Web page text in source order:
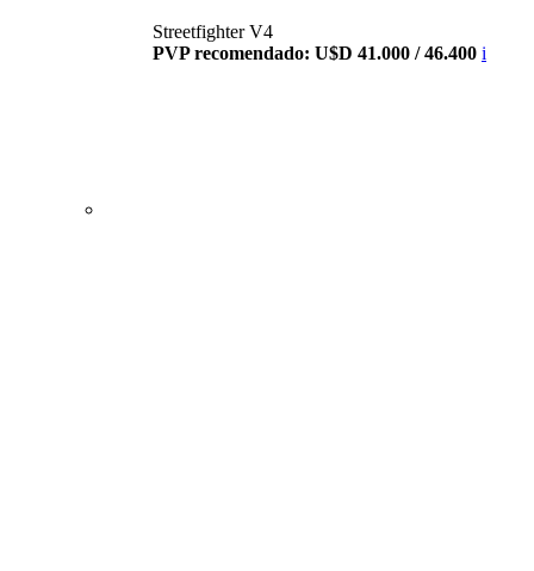
Streetfighter V4
PVP recomendado: U$D 41.000 / 46.400 i